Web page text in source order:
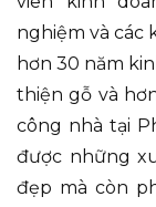
nghiệm và các
hơn 30 năm
thiện gỗ và
công nhà tại
được những
đẹp mà còn